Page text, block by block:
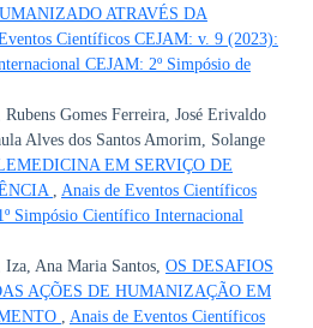
ATRAVÉS DA
Científicos CEJAM: v. 9 (2023):
CEJAM: 2º Simpósio de
Gomes Ferreira, José Erivaldo
Alves dos Santos Amorim, Solange
EM SERVIÇO DE
, Anais de Eventos Científicos
Simpósio Científico Internacional
Ana Maria Santos, OS DESAFIOS
AÇÕES DE HUMANIZAÇÃO EM
, Anais de Eventos Científicos